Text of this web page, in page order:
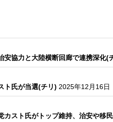
安協力と大陸横断回廊で連携深化(
ト氏が当選(チリ) 2025年12月16日
カスト氏がトップ維持、治安や移